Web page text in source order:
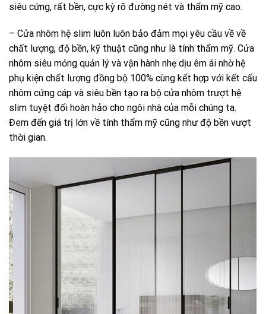
siêu cứng, rất bền, cực kỳ rõ đường nét và thẩm mỹ cao.
– Cửa nhôm hệ slim luôn luôn bảo đảm mọi yêu cầu về về
chất lượng, độ bền, kỹ thuật cũng như là tính thẩm mỹ. Cửa
nhôm siêu mỏng quản lý và vận hành nhẹ dịu êm ái nhờ hệ
phụ kiện chất lượng đồng bộ 100% cùng kết hợp với kết cấu
nhôm cứng cáp và siêu bền tạo ra bộ cửa nhôm trượt hệ
slim tuyệt đối hoàn hảo cho ngôi nhà của mỗi chúng ta.
Đem đến giá trị lớn về tính thẩm mỹ cũng như độ bền vượt
thời gian.